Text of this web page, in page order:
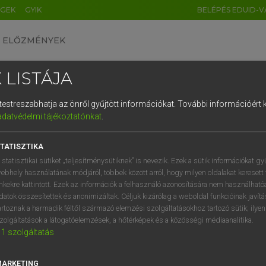
GYIK BELÉPÉS EDUID-
ELŐZMÉNYEK
szótár
VAN ELŐFIZETÉSED?
megtekintéséhez.
LISTÁJA
az önről gyűjtött információkat. További információért
tájékoztatónkat.
statisztikai sütiket „teljesítménysütiknek” is nevezik. Ezek a sütik információkat
használatának módjáról, többek között arról, hogy milyen oldalakat keresett
kattintott. Ezek az információk a felhasználó azonosítására nem
összesítettek és anonimizáltak. Céljuk kizárólag a weboldal funkcióinak
a harmadik féltől származó elemzési szolgáltatásokhoz tartozó sütik;
a látogatóelemzések, a hőtérképek és a közösségi médiaanalitika.
1 szolgáltatás
DE CN FR ES IT NL
1 2 3 4 5 6 7 8 9
q w e r t z u i
a s d f g h j k l é
í y x c v b n m , .